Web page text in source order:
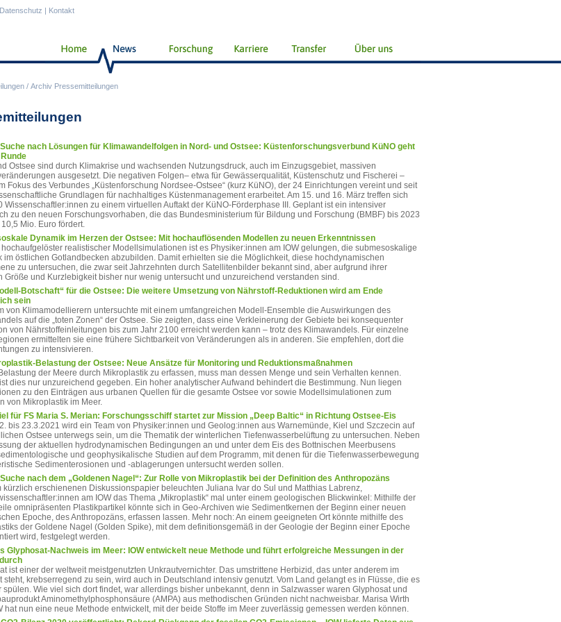
/ Archiv Pressemitteilungen
Datenschutz | Kontakt
nach Lösungen für Klimawandelfolgen in Nord- und Ostsee: Küstenforschungsverbund KüNO geht
Ostsee sind durch Klimakrise und wachsenden Nutzungsdruck, auch im Einzugsgebiet, massiven
ausgesetzt. Die negativen Folgen– etwa für Gewässerqualität, Küstenschutz und Fischerei –
Fokus des Verbundes „Küstenforschung Nordsee-Ostsee“ (kurz KüNO), der 24 Einrichtungen vereint und seit
Grundlagen für nachhaltiges Küstenmanagement erarbeitet. Am 15. und 16. März treffen sich
Wissenschaftler:innen zu einem virtuellen Auftakt der KüNO-Förderphase III. Geplant ist ein intensiver
zu den neuen Forschungsvorhaben, die das Bundesministerium für Bildung und Forschung (BMBF) bis 2023
Mio. Euro fördert.
Dynamik im Herzen der Ostsee: Mit hochauflösenden Modellen zu neuen Erkenntnissen
hochaufgelöster realistischer Modellsimulationen ist es Physiker:innen am IOW gelungen, die submesoskalige
im östlichen Gotlandbecken abzubilden. Damit erhielten sie die Möglichkeit, diese hochdynamischen
zu untersuchen, die zwar seit Jahrzehnten durch Satellitenbilder bekannt sind, aber aufgrund ihrer
Größe und Kurzlebigkeit bisher nur wenig untersucht und unzureichend verstanden sind.
Botschaft“ für die Ostsee: Die weitere Umsetzung von Nährstoff-Reduktionen wird am Ende
sein
von Klimamodellierern untersuchte mit einem umfangreichen Modell-Ensemble die Auswirkungen des
auf die „toten Zonen“ der Ostsee. Sie zeigten, dass eine Verkleinerung der Gebiete bei konsequenter
von Nährstoffeinleitungen bis zum Jahr 2100 erreicht werden kann – trotz des Klimawandels. Für einzelne
ermittelten sie eine frühere Sichtbarkeit von Veränderungen als in anderen. Sie empfehlen, dort die
zu intensivieren.
Belastung der Ostsee: Neue Ansätze für Monitoring und Reduktionsmaßnahmen
der Meere durch Mikroplastik zu erfassen, muss man dessen Menge und sein Verhalten kennen.
dies nur unzureichend gegeben. Ein hoher analytischer Aufwand behindert die Bestimmung. Nun liegen
zu den Einträgen aus urbanen Quellen für die gesamte Ostsee vor sowie Modellsimulationen zum
von Mikroplastik im Meer.
für FS Maria S. Merian: Forschungsschiff startet zur Mission „Deep Baltic“ in Richtung Ostsee-Eis
bis 23.3.2021 wird ein Team von Physiker:innen und Geolog:innen aus Warnemünde, Kiel und Szczecin auf
Ostsee unterwegs sein, um die Thematik der winterlichen Tiefenwasserbelüftung zu untersuchen. Neben
der aktuellen hydrodynamischen Bedingungen an und unter dem Eis des Bottnischen Meerbusens
und geophysikalische Studien auf dem Programm, mit denen für die Tiefenwasserbewegung
Sedimenterosionen und -ablagerungen untersucht werden sollen.
nach dem „Goldenen Nagel“: Zur Rolle von Mikroplastik bei der Definition des Anthropozäns
kürzlich erschienenen Diskussionspapier beleuchten Juliana Ivar do Sul und Matthias Labrenz,
am IOW das Thema „Mikroplastik“ mal unter einem geologischen Blickwinkel: Mithilfe der
omnipräsenten Plastikpartikel könnte sich in Geo-Archiven wie Sedimentkernen der Beginn einer neuen
Epoche, des Anthropozäns, erfassen lassen. Mehr noch: An einem geeigneten Ort könnte mithilfe des
der Goldene Nagel (Golden Spike), mit dem definitionsgemäß in der Geologie der Beginn einer Epoche
wird, festgelegt werden.
Glyphosat-Nachweis im Meer: IOW entwickelt neue Methode und führt erfolgreiche Messungen in der
ist einer der weltweit meistgenutzten Unkrautvernichter. Das umstrittene Herbizid, das unter anderem im
steht, krebserregend zu sein, wird auch in Deutschland intensiv genutzt. Vom Land gelangt es in Flüsse, die es
spülen. Wie viel sich dort findet, war allerdings bisher unbekannt, denn in Salzwasser waren Glyphosat und
Aminomethylphosphonsäure (AMPA) aus methodischen Gründen nicht nachweisbar. Marisa Wirth
hat nun eine neue Methode entwickelt, mit der beide Stoffe im Meer zuverlässig gemessen werden können.